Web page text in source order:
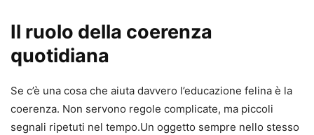
Il ruolo della coerenza
quotidiana
Se c’è una cosa che aiuta davvero l’educazione felina è la
coerenza. Non servono regole complicate, ma piccoli
segnali ripetuti nel tempo.Un oggetto sempre nello stesso